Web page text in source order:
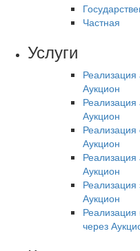
Частная
Услуги
Аукцион
Аукцион
Реализация
Аукцион
Реализация
Аукцион
Реализация
Аукцион
через